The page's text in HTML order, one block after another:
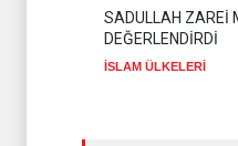
SADULLAH ZAREİ
DEĞERLENDİRDİ
İSLAM ÜLKELERİ